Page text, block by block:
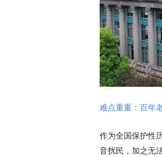
难点重重：百年
作为全国保护性
音扰民，加之无